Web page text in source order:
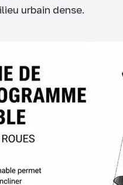
urbain dense.